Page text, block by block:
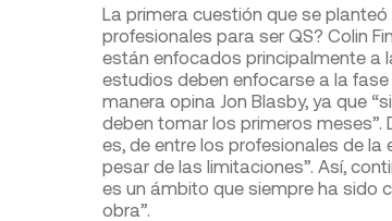
La primera cuestión que se
profesionales para ser QS? Colin
están enfocados principalmente a
estudios deben enfocarse a la
manera opina Jon Blasby, ya que
deben tomar los primeros
es, de entre los profesionales de
pesar de las limitaciones”. Así,
es un ámbito que siempre ha sido
obra”.